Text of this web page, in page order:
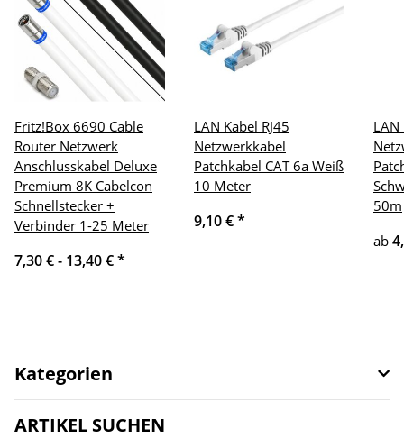
Fritz!Box 6690 Cable
Router Netzwerk
Anschlusskabel Deluxe
Premium 8K Cabelcon
Schnellstecker +
Verbinder 1-25 Meter
7,30 € - 13,40 €*
LAN Kabel RJ45
Netzwerkkabel
Patchkabel CAT 6a Weiß
10 Meter
9,10 €*
LAN
50m
ab
Kategorien
ARTIKEL SUCHEN